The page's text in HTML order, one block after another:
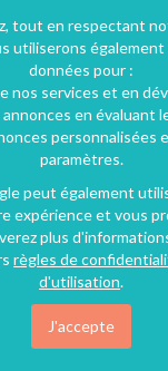
pour 15
Rhône-Alpes,
tout en respectant
utiliserons
données pour :
nos services et en
en évaluant
personnalisées
paramètres.
peut également
expérience et vous
plus
règles de
d'utilisation.
J'accepte